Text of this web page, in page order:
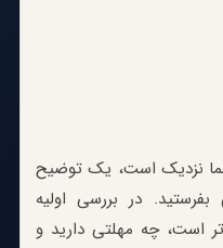
شما نزدیک است، یک توضیح
در بررسی اولیه
چه مهلتی دارید و